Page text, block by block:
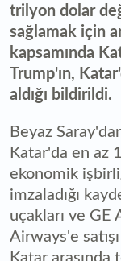
trilyon dolar
sağlamak için
kapsamında
Trump'ın,
aldığı bildirildi.
Beyaz
Katar'da en az
ekonomik
imzaladığı
uçakları ve GE
Airways'e
Katar